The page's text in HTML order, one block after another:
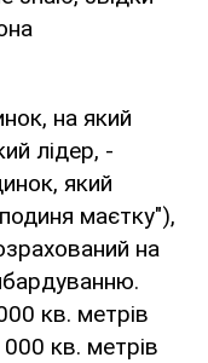
на який
лідер, -
який
маєтку"),
на
кв. метрів
кв. метрів